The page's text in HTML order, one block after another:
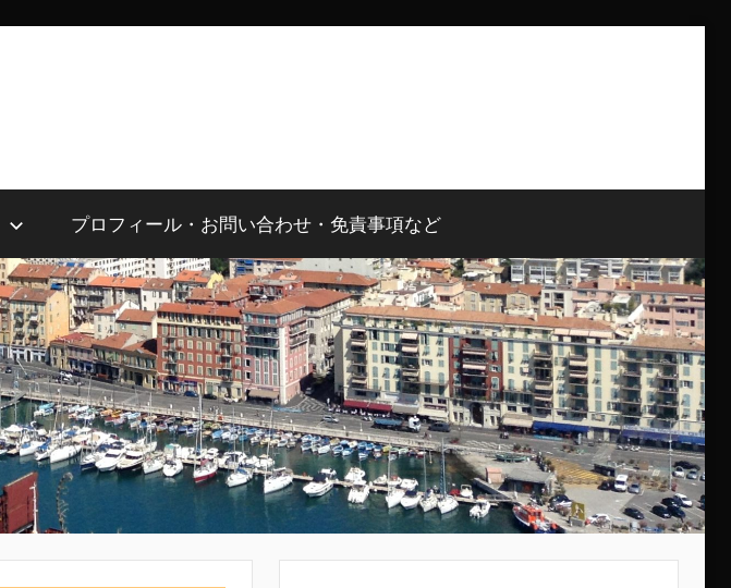
プロフィール・お問い合わせ・免責事項など